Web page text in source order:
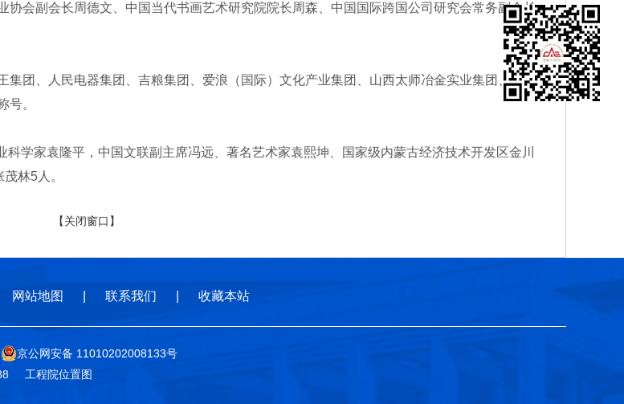
会副会长周德文、中国当代书画艺术研究院院长周森、中国国际跨国公司研究会常务副会长
团、人民电器集团、吉粮集团、爱浪（国际）文化产业集团、山西太师冶金实业集团、西部
号。
学家袁隆平，中国文联副主席冯远、著名艺术家袁熙坤、国家级内蒙古经济技术开发区金川
林5人。
【关闭窗口】
网站地图 联系我们 收藏本站
京公网安备 11010202008133号
工程院位置图